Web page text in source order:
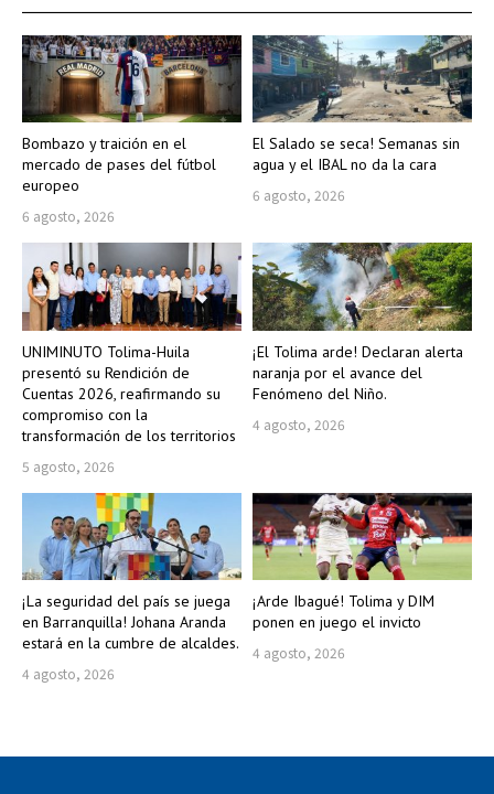
Bombazo y traición en el
mercado de pases del fútbol
europeo
6 agosto, 2026
El Salado se seca! Semanas sin
agua y el IBAL no da la cara
6 agosto, 2026
UNIMINUTO Tolima-Huila
presentó su Rendición de
Cuentas 2026, reafirmando su
compromiso con la
transformación de los territorios
5 agosto, 2026
¡El Tolima arde! Declaran alerta
naranja por el avance del
Fenómeno del Niño.
4 agosto, 2026
¡La seguridad del país se juega
en Barranquilla! Johana Aranda
estará en la cumbre de alcaldes.
4 agosto, 2026
¡Arde Ibagué! Tolima y DIM
ponen en juego el invicto
4 agosto, 2026